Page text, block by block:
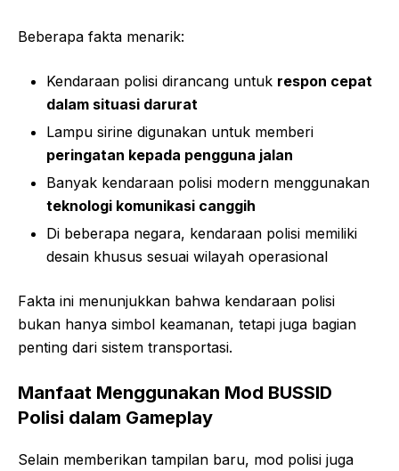
Beberapa fakta menarik:
Kendaraan polisi dirancang untuk respon cepat
dalam situasi darurat
Lampu sirine digunakan untuk memberi
peringatan kepada pengguna jalan
Banyak kendaraan polisi modern menggunakan
teknologi komunikasi canggih
Di beberapa negara, kendaraan polisi memiliki
desain khusus sesuai wilayah operasional
Fakta ini menunjukkan bahwa kendaraan polisi
bukan hanya simbol keamanan, tetapi juga bagian
penting dari sistem transportasi.
Manfaat Menggunakan Mod BUSSID
Polisi dalam Gameplay
Selain memberikan tampilan baru, mod polisi juga